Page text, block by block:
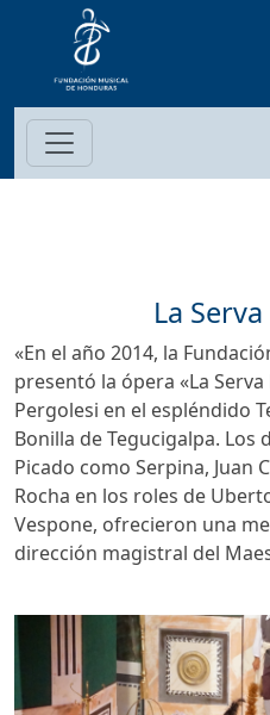
La
«En el año 2014, la
presentó la ópera «La
Pergolesi en el espléndido
Bonilla de Tegucigalpa. Los
Picado como Serpina, Juan
Rocha en los roles de
Vespone, ofrecieron una
dirección magistral del